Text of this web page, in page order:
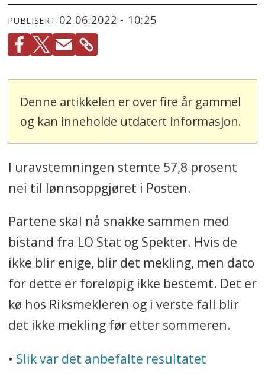
PUBLISERT 02.06.2022 - 10:25
Denne artikkelen er over fire år gammel
og kan inneholde utdatert informasjon.
I uravstemningen stemte 57,8 prosent
nei til lønnsoppgjøret i Posten.
Partene skal nå snakke sammen med
bistand fra LO Stat og Spekter. Hvis de
ikke blir enige, blir det mekling, men dato
for dette er foreløpig ikke bestemt. Det er
kø hos Riksmekleren og i verste fall blir
det ikke mekling før etter sommeren.
• Slik var det anbefalte resultatet